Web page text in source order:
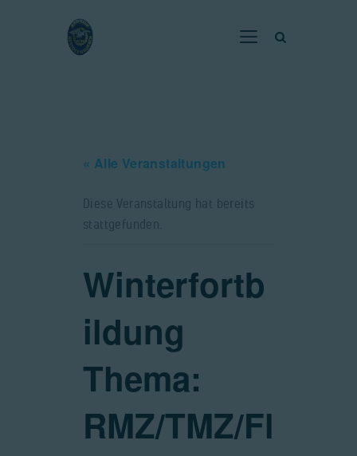
Fliegen
Neuigkeiten
Gaststätte
Bilder
« Alle Veranstaltungen
Diese Veranstaltung hat bereits
stattgefunden.
Winterfortb
ildung
Thema:
RMZ/TMZ/Fl